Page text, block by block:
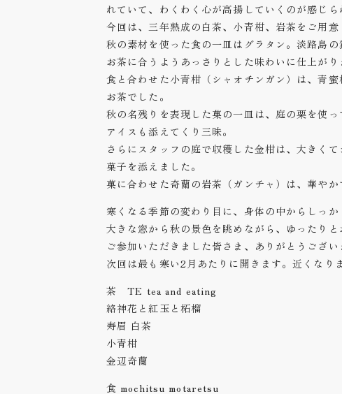
れていて、わくわく心が高揚していくのが感じら
今回は、三年熟成の白茶、小青柑、岩茶をご用意
秋の素材を使った食の一皿はグラタン。淡路島
お茶に合うようあっさりとした味わいに仕上がり
食と合わせた小青柑（シャオチンガン）は、青
お茶でした。
秋の名残りを表現した菓の一皿は、庭の栗を使
アイスも添えてくり三昧。
さらにスタッフの庭で収穫した金柑は、大きく
菓子を添えました。
菓に合わせた奇蘭の岩茶（ガンチャ）は、華や
寒くなる季節の変わり目に、身体の中からしっ
大きな窓から秋の景色を眺めながら、ゆったり
ご参加いただきました皆さま、ありがとうござい
次回は最も寒い2月あたりに開きます。近くなり
茶 TE tea and eating
絡神花と紅玉と柘榴
寿眉 白茶
小青柑
金辺奇蘭
食 mochitsu motaretsu